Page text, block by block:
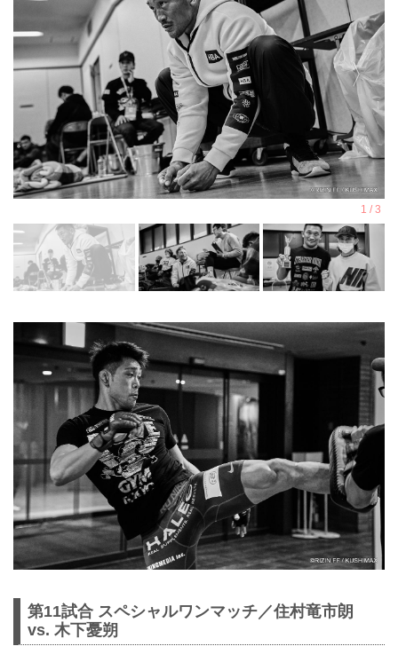
第11試合 スペシャルワンマッチ／住村竜市朗
vs. 木下憂朔